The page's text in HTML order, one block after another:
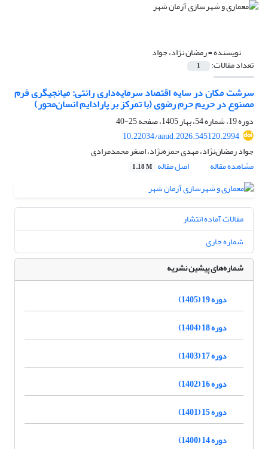
نویسنده =رمضان نژاد، جواد
تعداد مقالات: 1
سرشت مکان در سایه اقتصاد سرمایه‌داری رانتی: میانجیگری فرم
مصنوع در حریم حرم رضوی (با تمرکز بر پارادایم انسان‌محور)
دوره 19، شماره 54، بهار 1405، صفحه
25-40
10.22034/aaud.2026.545120.2994
جواد رمضان‌نژاد، مهدی حمزه‌نژاد، اصغر محمد‌مرادی
مشاهده مقاله
اصل مقاله 1.18 M
مقالات آماده انتشار
شماره جاری
شماره‌های پیشین نشریه
دوره 19 (1405)
دوره 18 (1404)
دوره 17 (1403)
دوره 16 (1402)
دوره 15 (1401)
دوره 14 (1400)